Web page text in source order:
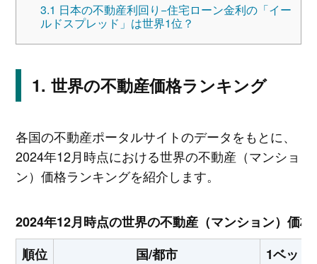
3.1 日本の不動産利回り−住宅ローン金利の「イー
ルドスプレッド」は世界1位？
世界の不動産価格ランキング
各国の不動産ポータルサイトのデータをもとに、
2024年12月時点における世界の不動産（マンショ
ン）価格ランキングを紹介します。
2024年12月時点の世界の不動産（マンション）価
順位
国/都市
1ベット